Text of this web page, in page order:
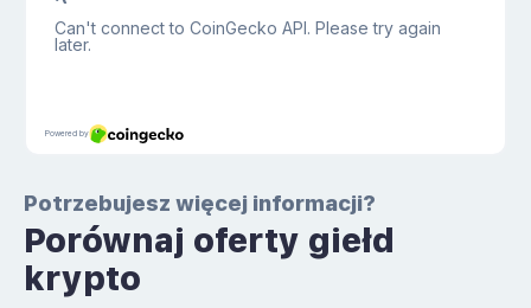
Potrzebujesz więcej informacji?
Porównaj oferty giełd
krypto